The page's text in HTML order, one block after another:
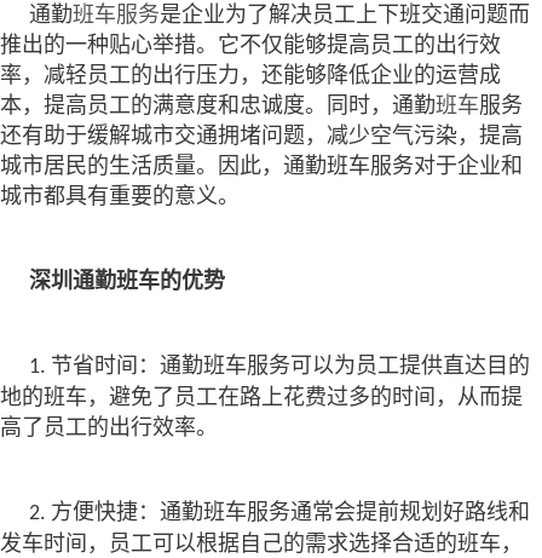
通勤班车服务是企业为了解决员工上下班交通问题而
推出的一种贴心举措。它不仅能够提高员工的出行效
率，减轻员工的出行压力，还能够降低企业的运营成
本，提高员工的满意度和忠诚度。同时，通勤班车服务
还有助于缓解城市交通拥堵问题，减少空气污染，提高
城市居民的生活质量。因此，通勤班车服务对于企业和
城市都具有重要的意义。
深圳通勤班车的优势
1. 节省时间：通勤班车服务可以为员工提供直达目的
地的班车，避免了员工在路上花费过多的时间，从而提
高了员工的出行效率。
2. 方便快捷：通勤班车服务通常会提前规划好路线和
发车时间，员工可以根据自己的需求选择合适的班车，